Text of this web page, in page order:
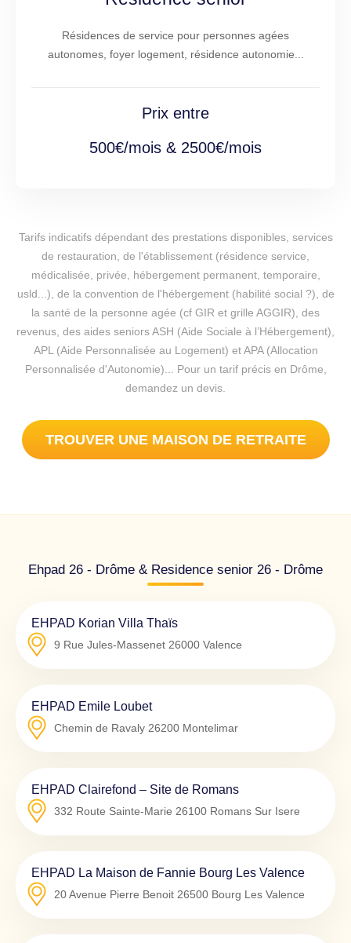
Résidences de service pour personnes agées
autonomes, foyer logement, résidence autonomie...
Prix entre
500€/mois & 2500€/mois
Tarifs indicatifs dépendant des prestations disponibles, services
de restauration, de l'établissement (résidence service,
médicalisée, privée, hébergement permanent, temporaire,
usld...), de la convention de l'hébergement (habilité social ?), de
la santé de la personne agée (cf GIR et grille AGGIR), des
revenus, des aides seniors ASH (Aide Sociale à l’Hébergement),
APL (Aide Personnalisée au Logement) et APA (Allocation
Personnalisée d'Autonomie)... Pour un tarif précis en Drôme,
demandez un devis.
TROUVER UNE MAISON DE RETRAITE
Ehpad 26 - Drôme & Residence senior 26 - Drôme
EHPAD Korian Villa Thaïs
9 Rue Jules-Massenet 26000 Valence
EHPAD Emile Loubet
Chemin de Ravaly 26200 Montelimar
EHPAD Clairefond – Site de Romans
332 Route Sainte-Marie 26100 Romans Sur Isere
EHPAD La Maison de Fannie Bourg Les Valence
20 Avenue Pierre Benoit 26500 Bourg Les Valence